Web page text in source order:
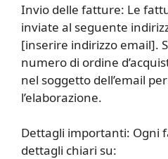
Invio delle fatture: Le
inviate al seguente
[inserire indirizzo email].
numero di ordine
nel soggetto dell’email
l’elaborazione.
Dettagli importanti: Ogni
dettagli chiari su: